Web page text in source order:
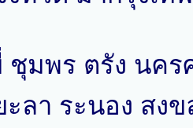
ชุมพร ตรัง นคร
ะลา ระนอง สง